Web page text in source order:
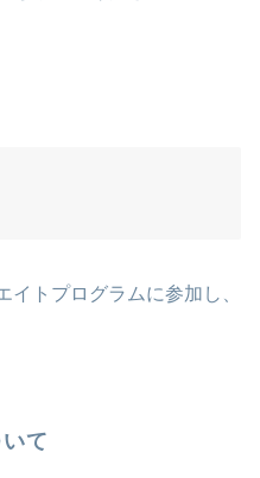
トプログラムに参加し、
て